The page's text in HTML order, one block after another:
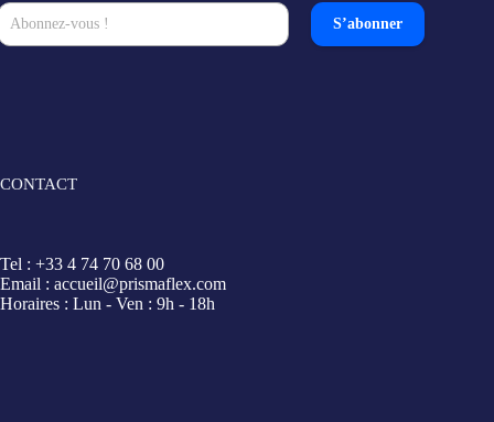
S’abonner
CONTACT
Tel : +33 4 74 70 68 00
Email : accueil@prismaflex.com
Horaires : Lun - Ven : 9h - 18h